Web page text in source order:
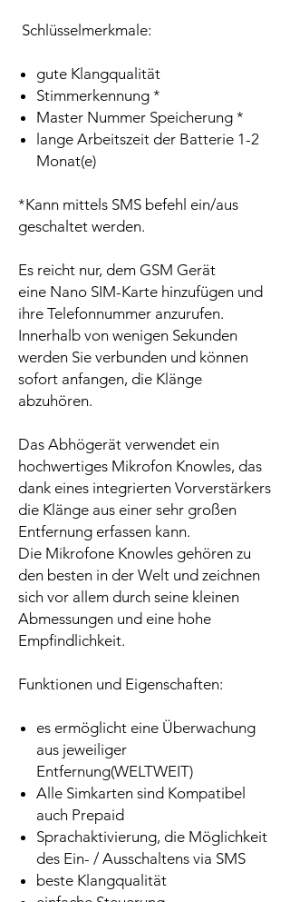
Schlüsselmerkmale:
gute Klangqualität
Stimmerkennung *
Master Nummer Speicherung *
lange Arbeitszeit der Batterie 1-2
Monat(e)
*Kann mittels SMS befehl ein/aus
geschaltet werden.
Es reicht nur, dem GSM Gerät
eine Nano SIM-Karte hinzufügen und
ihre Telefonnummer anzurufen.
Innerhalb von wenigen Sekunden
werden Sie verbunden und können
sofort anfangen, die Klänge
abzuhören.
Das Abhögerät verwendet ein
hochwertiges Mikrofon Knowles, das
dank eines integrierten Vorverstärkers
die Klänge aus einer sehr großen
Entfernung erfassen kann.
Die Mikrofone Knowles gehören zu
den besten in der Welt und zeichnen
sich vor allem durch seine kleinen
Abmessungen und eine hohe
Empfindlichkeit.
Funktionen und Eigenschaften:
es ermöglicht eine Überwachung
aus jeweiliger
Entfernung(WELTWEIT)
Alle Simkarten sind Kompatibel
auch Prepaid
Sprachaktivierung, die Möglichkeit
des Ein- / Ausschaltens via SMS
beste Klangqualität